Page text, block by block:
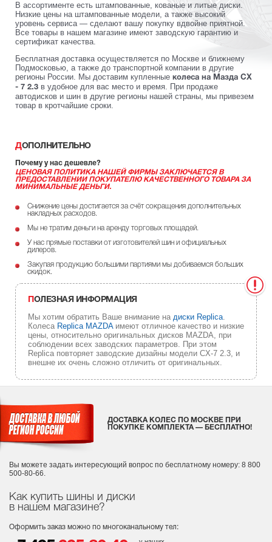
В ассортименте есть штампованные, кованые и литые диски.
Низкие цены на штампованные модели, а также высокий
уровень сервиса — сделают вашу покупку вдвойне приятной.
Все товары в нашем магазине имеют заводскую гарантию и
сертификат качества.
Бесплатная доставка осуществляется по Москве и ближнему
Подмосковью, а также до транспортной компании в другие
регионы России. Мы доставим купленные колеса на Мазда СХ
- 7 2.3 в удобное для вас место и время. При продаже
автодисков и шин в другие регионы нашей страны, мы привезем
товар в кротчайшие сроки.
ДОПОЛНИТЕЛЬНО
Почему у нас дешевле?
ЦЕНОВАЯ ПОЛИТИКА НАШЕЙ ФИРМЫ ЗАКЛЮЧАЕТСЯ В
ПРЕДОСТАВЛЕНИИ ПОКУПАТЕЛЮ КАЧЕСТВЕННОГО ТОВАРА ЗА
МИНИМАЛЬНЫЕ ДЕНЬГИ.
Снижение цены достигается за счёт сокращения дополнительных
накладных расходов.
Мы не тратим деньги на аренду торговых площадей.
У нас прямые поставки от изготовителей шин и официальных
дилеров.
Закупая продукцию большими партиями мы добиваемся больших
скидок.
ПОЛЕЗНАЯ ИНФОРМАЦИЯ
Мы хотим обратить Ваше внимание на диски Replica.
Колеса Replica MAZDAимеют отличное качество и низкие
цены, относительно оригинальных дисков MAZDA, при
соблюдении всех заводских параметров. При этом
Replica повторяет заводские дизайны модели CX-7 2.3, и
внешне их очень сложно отличить от оригинальных.
Как купить шины и диски
в нашем магазине?
Оформить заказ можно по многоканальному тел:
ДОСТАВКА КОЛЕС ПО МОСКВЕ ПРИ
ПОКУПКЕ КОМПЛЕКТА — БЕСПЛАТНО!
Вы можете задать интересующий вопрос по бесплатному номеру: 8 800
500-80-66.